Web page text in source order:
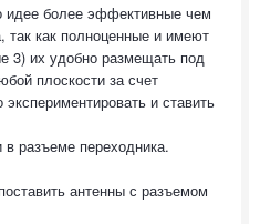
более эффективные чем
как полноценные и имеют
3) их удобно размещать под
плоскости за счет
и ставить
разъеме переходника.
антенны с разъемом